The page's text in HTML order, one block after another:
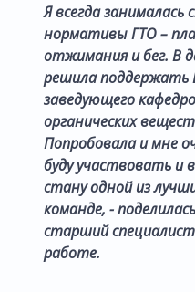
Я всегда занималась
нормативы ГТО –
отжимания и бег. В
решила поддержать
заведующего
органических
Попробовала и мне
буду участвовать и
стану одной из
команде, -
старший
работе.